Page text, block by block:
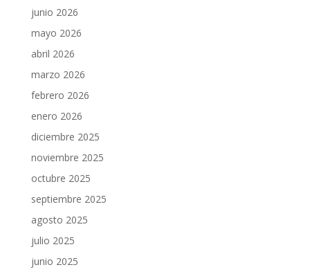
junio 2026
mayo 2026
abril 2026
marzo 2026
febrero 2026
enero 2026
diciembre 2025
noviembre 2025
octubre 2025
septiembre 2025
agosto 2025
julio 2025
junio 2025